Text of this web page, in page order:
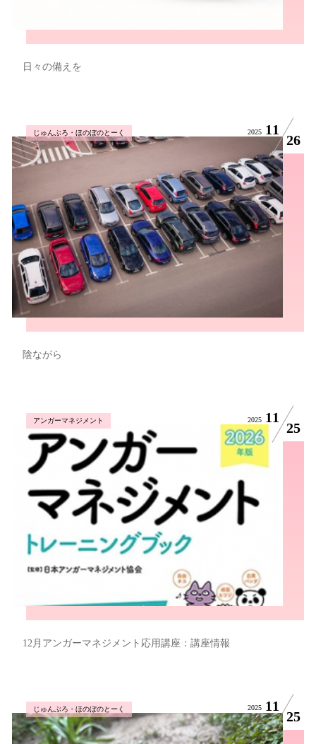
日々の備えを
じゅんぶろ・ほのぼのとーく 2025 11
26
陰ながら
アンガーマネジメント 2025 11
25
12月アンガーマネジメント応用講座：講座情報
じゅんぶろ・ほのぼのとーく 2025 11
25